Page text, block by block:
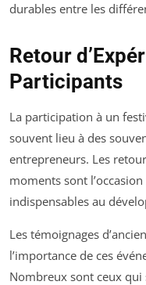
durables entre les
Retour
Participants
La participation à un
souvent lieu à des
entrepreneurs. Les
moments sont
indispensables au
Les témoignages
l’importance de ces
Nombreux sont ceux qui